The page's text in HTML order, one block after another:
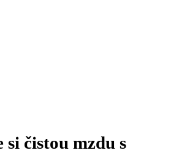
si čistou mzdu s